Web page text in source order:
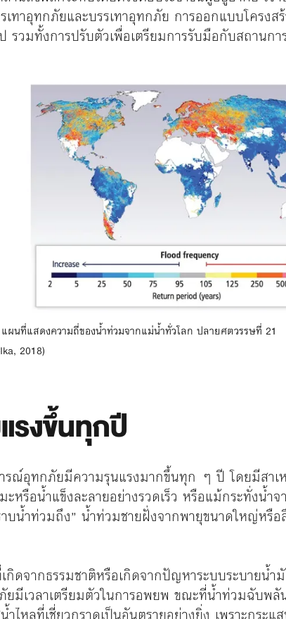
ทาอุทกภัยและบรรเทาอุทกภัย การออกแบบโครง
วมทั้งการปรับตัวเพื่อเตรียมการรับมือกับสถานก
ผนที่แสดงความถี่ของน้ำท่วมจากแม่น้ำทั่วโลก ปลายศตวรรษที่ 21
2018)
รงขึ้นทุกปี
ารณ์อุทกภัยมีความรุนแรงมากขึ้นทุก ๆ ปี โดยมีสา
หรือน้ำแข็งละลายอย่างรวดเร็ว หรือแม้กระทั่งน้ำ
บน้ำท่วมถึง” น้ำท่วมชายฝั่งจากพายุขนาดใหญ่หรื
ดจากธรรมชาติหรือเกิดจากปัญหาระบบระบายน้ำ
มีเวลาเตรียมตัวในการอพยพ ขณะที่น้ำท่วมฉับพลั